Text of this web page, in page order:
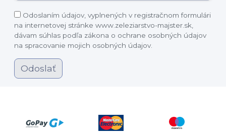
Odoslaním údajov, vyplnených v registračnom formulári
na internetovej stránke www.zeleziarstvo-majster.sk,
dávam súhlas podľa zákona o ochrane osobných údajov
na spracovanie mojich osobných údajov.
Odoslať